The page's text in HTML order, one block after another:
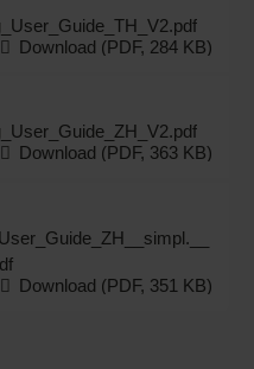
Download (PDF, 284 KB)
Download (PDF, 363 KB)
Download (PDF, 351 KB)